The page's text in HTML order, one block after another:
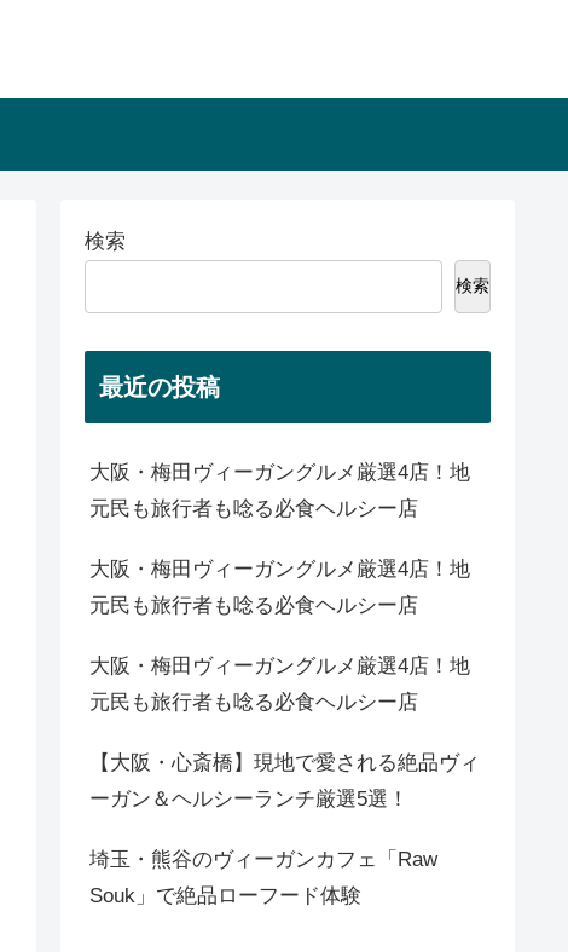
検索
検索
最近の投稿
大阪・梅田ヴィーガングルメ厳選4店！地
元民も旅行者も唸る必食ヘルシー店
大阪・梅田ヴィーガングルメ厳選4店！地
元民も旅行者も唸る必食ヘルシー店
大阪・梅田ヴィーガングルメ厳選4店！地
元民も旅行者も唸る必食ヘルシー店
【大阪・心斎橋】現地で愛される絶品ヴィ
ーガン＆ヘルシーランチ厳選5選！
埼玉・熊谷のヴィーガンカフェ「Raw
Souk」で絶品ローフード体験